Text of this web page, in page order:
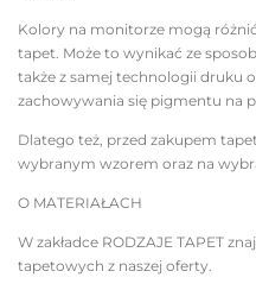
Kolory na monitorze mogą
tapet. Może to wynikać ze
także z samej technologii druku
zachowywania się pigmentu na
Dlatego też, przed zakupem
wybranym wzorem oraz na
O MATERIAŁACH
W zakładce RODZAJE TAPET
tapetowych z naszej oferty.